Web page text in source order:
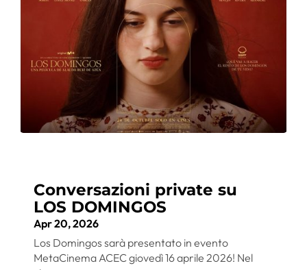
Conversazioni private su
LOS DOMINGOS
Apr 20, 2026
Los Domingos sarà presentato in evento
MetaCinema ACEC giovedì 16 aprile 2026! Nel